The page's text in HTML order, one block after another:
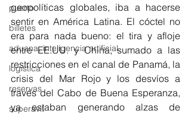
puerto
billetes
aduana, inteligencia artificial,
logistica
reservas
superavit
geopolíticas globales, iba a hacerse
sentir en América Latina. El cóctel no
era para nada bueno: el tira y afloje
entre EE.UU. y China, sumado a las
restricciones en el canal de Panamá, la
crisis del Mar Rojo y los desvíos a
través del Cabo de Buena Esperanza,
ya estaban generando alzas de